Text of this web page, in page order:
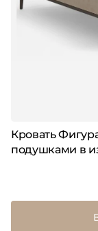
Кровать
подушками в